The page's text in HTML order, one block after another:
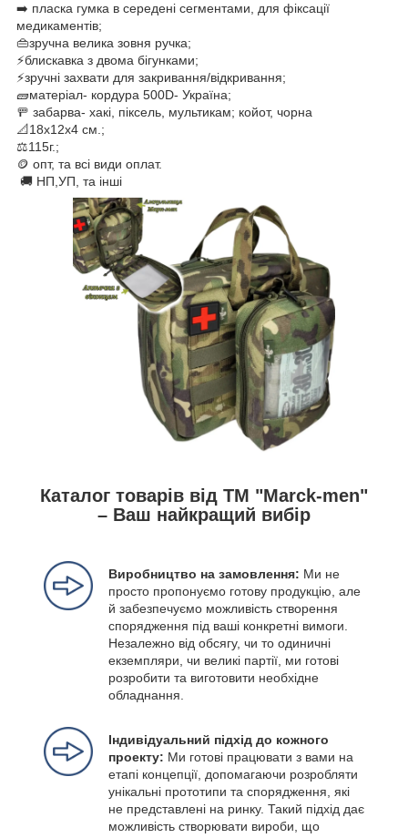
➡️ пласка гумка в середені сегментами, для фіксації
медикаментів;
👜зручна велика зовня ручка;
⚡блискавка з двома бігунками;
⚡зручні захвати для закривання/відкривання;
🧱матеріал- кордура 500D- Україна;
🚥 забарва- хакі, піксель, мультикам; койот, чорна
📐18х12х4 см.;
⚖️115г.;
🪙 опт, та всі види оплат.
​🚚 НП,УП, та інші
Каталог товарів від ТМ "Marck-men"
– Ваш найкращий вибір
Виробництво на замовлення: Ми не
просто пропонуємо готову продукцію, але
й забезпечуємо можливість створення
спорядження під ваші конкретні вимоги.
Незалежно від обсягу, чи то одиничні
екземпляри, чи великі партії, ми готові
розробити та виготовити необхідне
обладнання.
Індивідуальний підхід до кожного
проекту: Ми готові працювати з вами на
етапі концепції, допомагаючи розробляти
унікальні прототипи та спорядження, які
не представлені на ринку. Такий підхід дає
можливість створювати вироби, що